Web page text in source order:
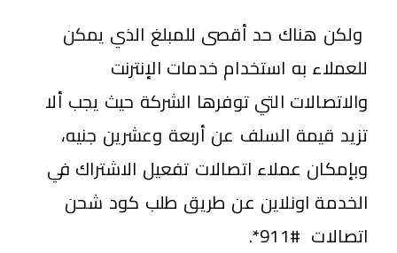
ولكن هناك حد أقصى للمبلغ الذي يمكن
للعملاء به استخدام خدمات الإنترنت
والاتصالات التي توفرها الشركة حيث يجب ألا
تزيد قيمة السلف عن أربعة وعشرين جنيه،
وبإمكان عملاء اتصالات تفعيل الاشتراك في
الخدمة اونلاين عن طريق طلب كود شحن
اتصالات #911*.